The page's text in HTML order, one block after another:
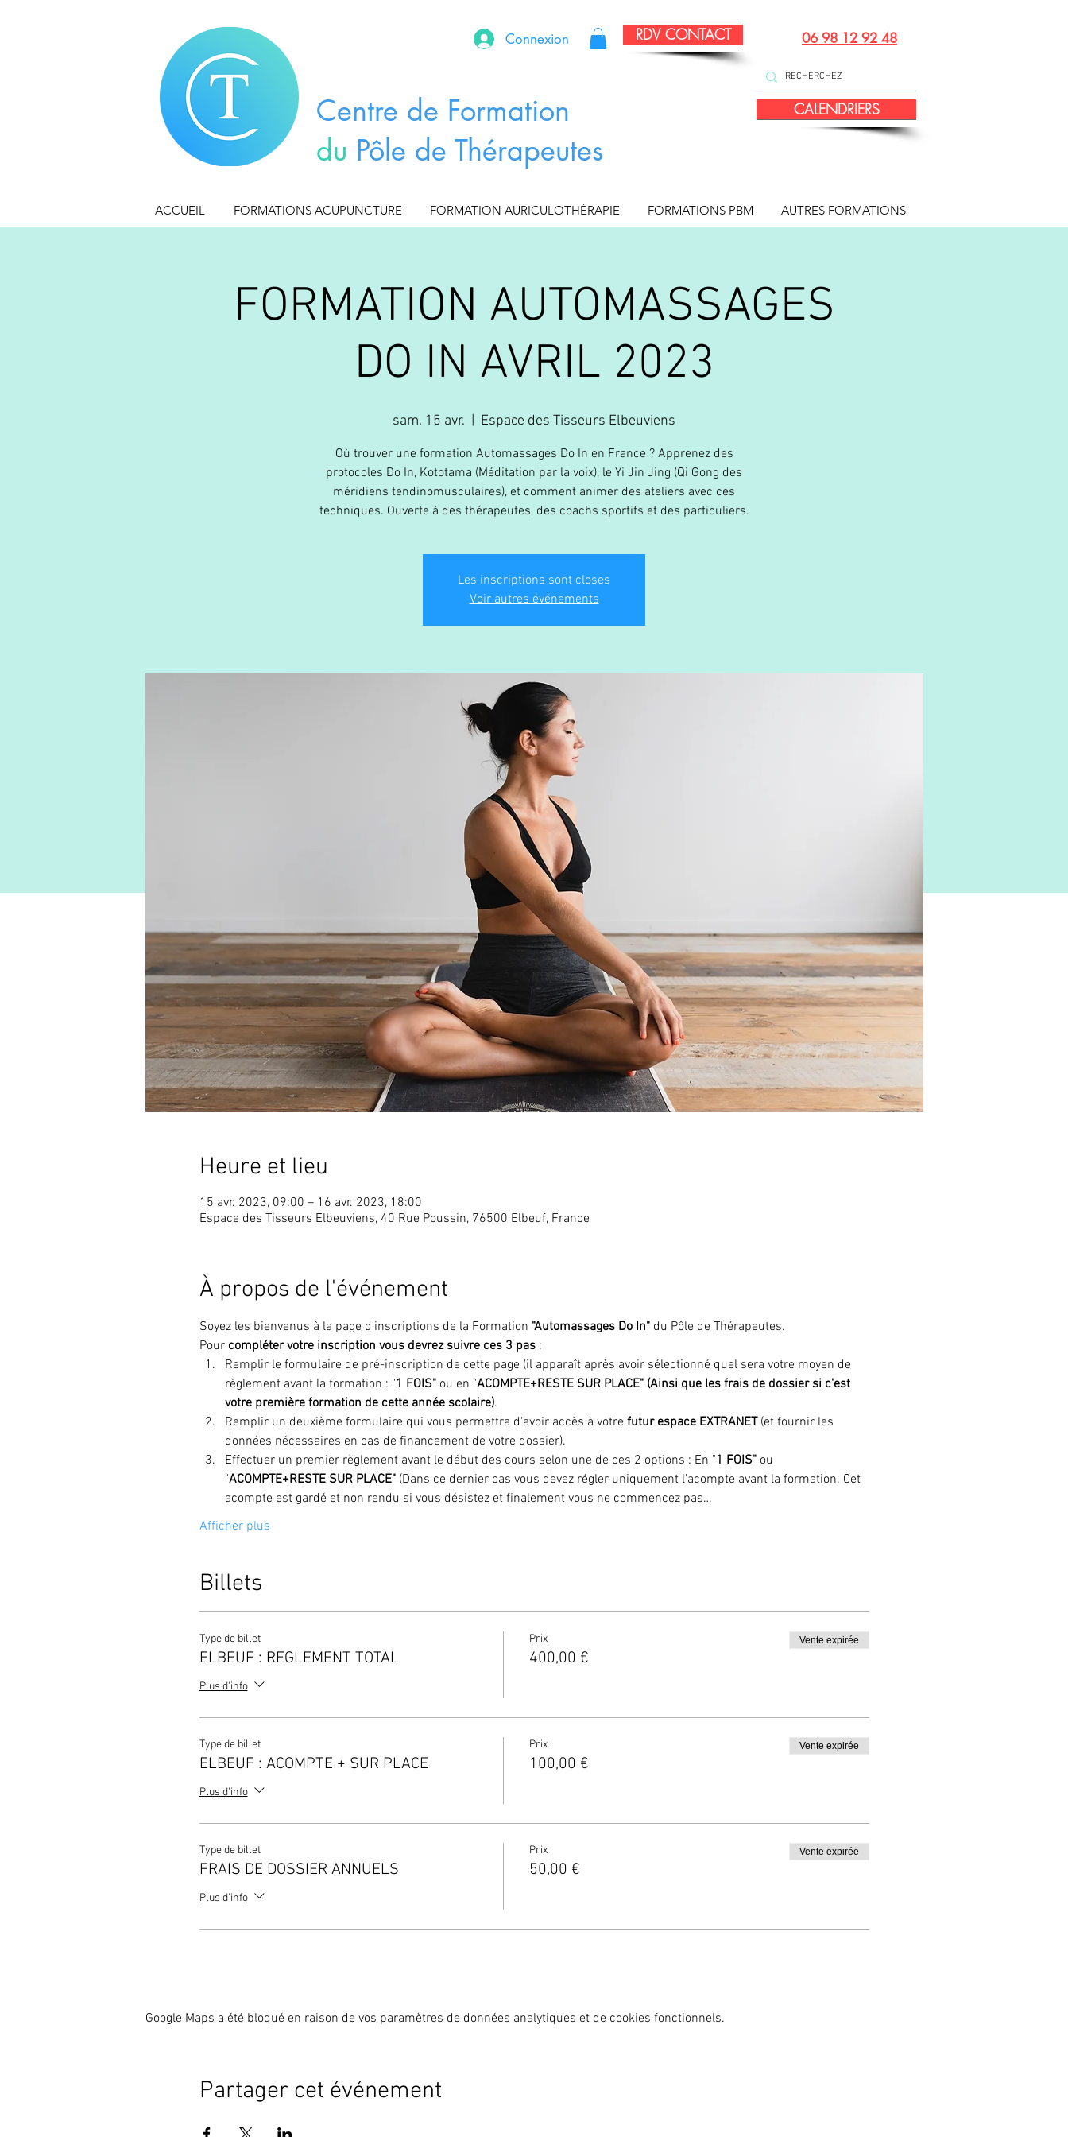
Connexion RDV CONTACT 06 98 12 92 48
Centre de Formation
du Pôle de Thérapeutes
CALENDRIERS
ACCUEIL FORMATIONS ACUPUNCTURE FORMATION AURICULOTHÉRAPIE FORMATIONS PBM AUTRES FORMATIONS
FORMATION AUTOMASSAGES
DO IN AVRIL 2023
sam. 15 avr. Espace des Tisseurs Elbeuviens
Où trouver une formation Automassages Do In en France ? Apprenez des
protocoles Do In, Kototama (Méditation par la voix), le Yi Jin Jing (Qi Gong des
méridiens tendinomusculaires), et comment animer des ateliers avec ces
techniques. Ouverte à des thérapeutes, des coachs sportifs et des particuliers.
Les inscriptions sont closes
Voir autres événements
Heure et lieu
15 avr. 2023, 09:00 – 16 avr. 2023, 18:00
Espace des Tisseurs Elbeuviens, 40 Rue Poussin, 76500 Elbeuf, France
À propos de l'événement
Soyez les bienvenus à la page d'inscriptions de la Formation "Automassages Do In" du Pôle de Thérapeutes.
Pour compléter votre inscription vous devrez suivre ces 3 pas :
Remplir le formulaire de pré-inscription de cette page (il apparaît après avoir sélectionné quel sera votre moyen de
règlement avant la formation : "1 FOIS" ou en "ACOMPTE+RESTE SUR PLACE" (Ainsi que les frais de dossier si c'est
votre première formation de cette année scolaire).
Remplir un deuxième formulaire qui vous permettra d'avoir accès à votre futur espace EXTRANET (et fournir les
données nécessaires en cas de financement de votre dossier).
Effectuer un premier règlement avant le début des cours selon une de ces 2 options : En "1 FOIS" ou
"ACOMPTE+RESTE SUR PLACE" (Dans ce dernier cas vous devez régler uniquement l'acompte avant la formation. Cet
acompte est gardé et non rendu si vous désistez et finalement vous ne commencez pas…
Afficher plus
Billets
Type de billet
ELBEUF : REGLEMENT TOTAL
Plus d'info
Prix
400,00 €
Vente expirée
Type de billet
ELBEUF : ACOMPTE + SUR PLACE
Plus d'info
Prix
100,00 €
Vente expirée
Type de billet
FRAIS DE DOSSIER ANNUELS
Plus d'info
Prix
50,00 €
Vente expirée
Google Maps a été bloqué en raison de vos paramètres de données analytiques et de cookies fonctionnels.
Partager cet événement